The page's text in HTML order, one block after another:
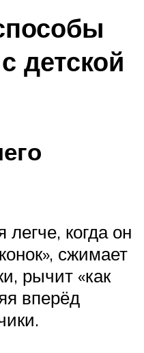
детской
легче, когда он
сжимает
рычит «как
вперёд